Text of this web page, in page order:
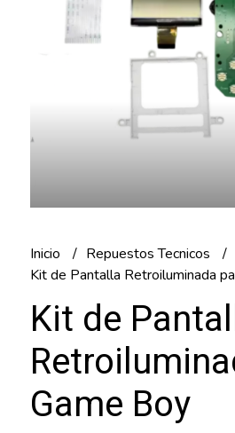
Inicio
Repuestos Tecnicos
Kit de Pantalla Retroiluminada
Kit de
Game Boy